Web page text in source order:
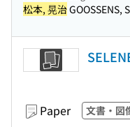
松本, 晃治GOOSSENS,
Paper 文書・図